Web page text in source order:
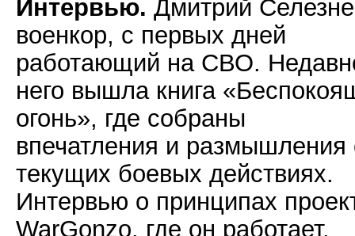
Интервью. Дмитрий
военкор, с первых дней
работающий на СВО.
него вышла книга
огонь», где собраны
впечатления и размышления
текущих боевых действиях.
Интервью о принципах
WarGonzo, где он работает,